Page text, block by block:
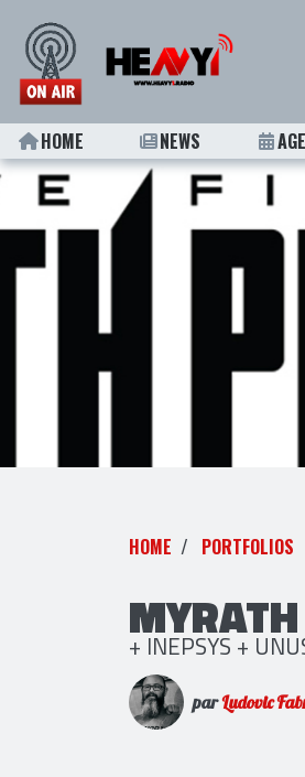
HOME NEWS
HOME PORTFOLIOS
MYRATH
+ INEPSYS +
parLudovic